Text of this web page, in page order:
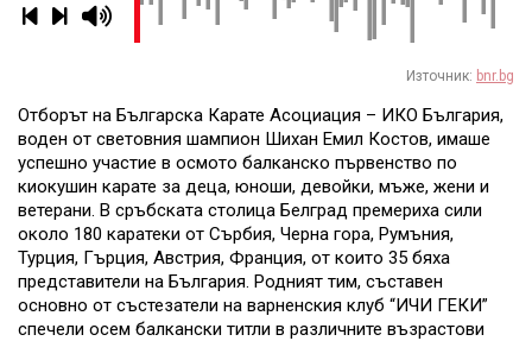
Източник: bnr.bg
Отборът на Българска Карате Асоциация – ИКО България,
воден от световния шампион Шихан Емил Костов, имаше
успешно участие в осмото балканско първенство по
киокушин карате за деца, юноши, девойки, мъже, жени и
ветерани. В сръбската столица Белград премериха сили
около 180 каратеки от Сърбия, Черна гора, Румъния,
Турция, Гърция, Австрия, Франция, от които 35 бяха
представители на България. Родният тим, съставен
основно от състезатели на варненския клуб “ИЧИ ГЕКИ”
спечели осем балкански титли в различните възрастови